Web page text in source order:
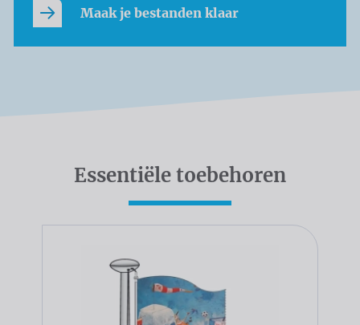
Maak je bestanden klaar
Essentiële toebehoren